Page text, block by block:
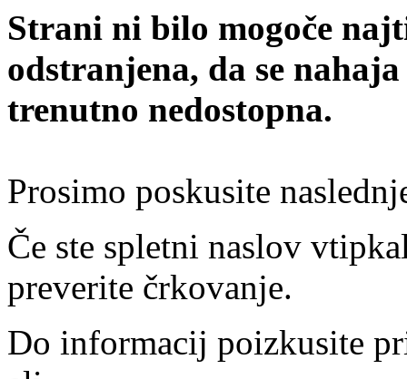
Strani ni bilo mogoče
odstranjena, da se
trenutno nedostopna.
Prosimo poskusite
Če ste spletni naslov
preverite črkovanje.
Do informacij poizkusite